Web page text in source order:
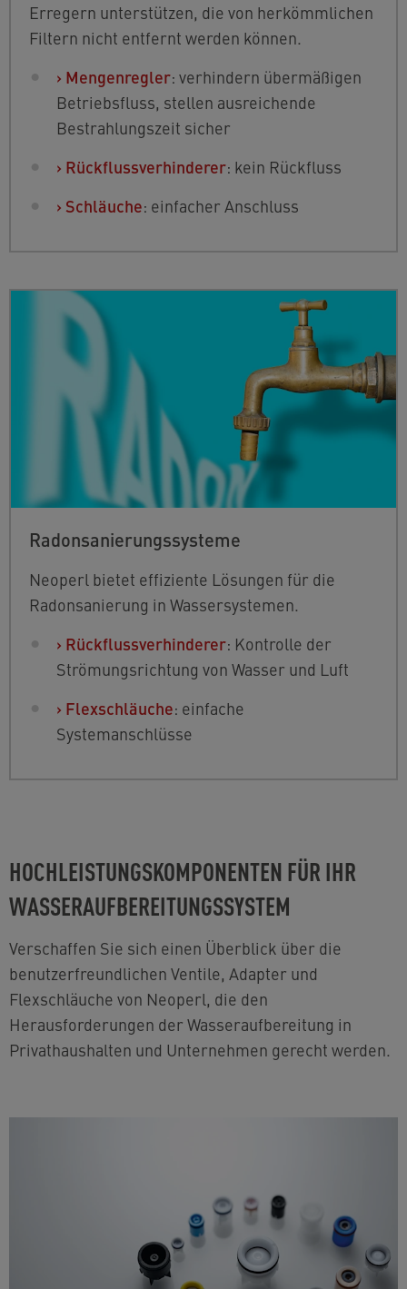
Erregern unterstützen, die von herkömmlichen
Filtern nicht entfernt werden können.
› Mengenregler: verhindern übermäßigen
Betriebsfluss, stellen ausreichende
Bestrahlungszeit sicher
› Rückflussverhinderer: kein Rückfluss
› Schläuche: einfacher Anschluss
Radonsanierungssysteme
Neoperl bietet effiziente Lösungen für die
Radonsanierung in Wassersystemen.
› Rückflussverhinderer: Kontrolle der
Strömungsrichtung von Wasser und Luft
› Flexschläuche: einfache
Systemanschlüsse
HOCHLEISTUNGSKOMPONENTEN FÜR IHR
WASSERAUFBEREITUNGSSYSTEM
Verschaffen Sie sich einen Überblick über die
benutzerfreundlichen Ventile, Adapter und
Flexschläuche von Neoperl, die den
Herausforderungen der Wasseraufbereitung in
Privathaushalten und Unternehmen gerecht werden.